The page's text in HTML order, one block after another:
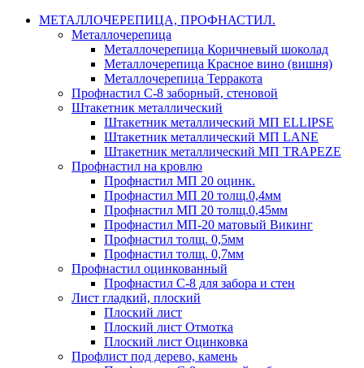
МЕТАЛЛОЧЕРЕПИЦА, ПРОФНАСТИЛ.
Металлочерепица
Металлочерепица Коричневый шоколад
Металлочерепица Красное вино (вишня)
Металлочерепица Терракота
Профнастил С-8 заборный, стеновой
Штакетник металлический
Штакетник металлический МП ELLIPSE
Штакетник металлический МП LАNE
Штакетник металлический МП TRAPEZE
Профнастил на кровлю
Профнастил МП 20 оцинк.
Профнастил МП 20 толщ.0,4мм
Профнастил МП 20 толщ.0,45мм
Профнастил МП-20 матовый Викинг
Профнастил толщ. 0,5мм
Профнастил толщ. 0,7мм
Профнастил оцинкованный
Профнастил С-8 для забора и стен
Лист гладкий, плоский
Плоский лист
Плоский лист Отмотка
Плоский лист Оцинковка
Профлист под дерево, камень